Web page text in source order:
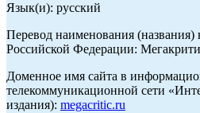
Язык(и): русский
Перевод наименования (названия)
Российской Федерации:
Доменное имя сайта в
телекоммуникационной сети
издания): megacritic.ru